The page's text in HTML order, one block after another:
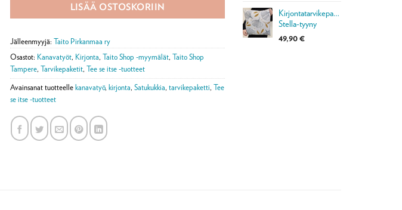
LISÄÄ OSTOSKORIIN
Jälleenmyyjä: Taito Pirkanmaa ry
Osastot: Kanavatyöt, Kirjonta, Taito Shop -myymälät, Taito Shop
Tampere, Tarvikepaketit, Tee se itse -tuotteet
Avainsanat tuotteelle kanavatyö, kirjonta, Satukukkia, tarvikepaketti, Tee
se itse -tuotteet
perustuen
asiakkaan
arvotukseen.
Kirjontatarvikepaketti,
Stella-tyyny
49,90€